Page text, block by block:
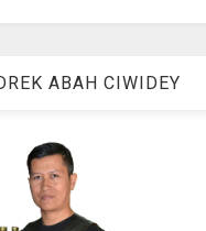
ABAH CIWIDEY